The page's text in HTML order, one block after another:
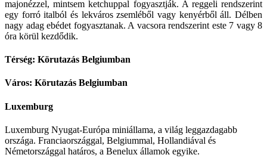
majonézzel, mintsem ketchuppal fogyasztják. A reggeli rendszerint
egy forró italból és lekváros zsemléből vagy kenyérből áll. Délben
nagy adag ebédet fogyasztanak. A vacsora rendszerint este 7 vagy 8
óra körül kezdődik.
Térség: Körutazás Belgiumban
Város: Körutazás Belgiumban
Luxemburg
Luxemburg Nyugat-Európa miniállama, a világ leggazdagabb
országa. Franciaországgal, Belgiummal, Hollandiával és
Németországgal határos, a Benelux államok egyike.